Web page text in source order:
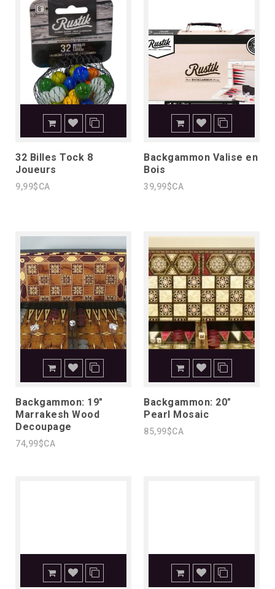
32 Billes Tock 8
Joueurs
9,99$CA
Backgammon Valise en
Bois
39,99$CA
Backgammon: 19"
Marrakesh Wood
Decoupage
74,99$CA
Backgammon: 20"
Pearl Mosaic
85,99$CA